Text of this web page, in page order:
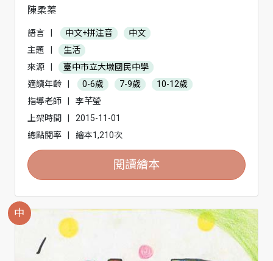
陳柔蓁
語言 中文+拼注音
中文
主題
生活
來源
臺中市立大墩國民中學
適讀年齡
0-6歲 7-9歲
10-12歲
指導老師
李芊瑩
上架時間
2015-11-01
總點閱率
繪本1,210次
閱讀繪本
中